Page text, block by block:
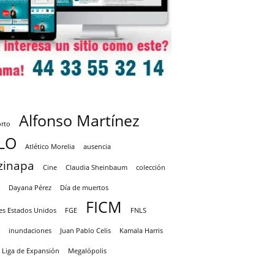
Alfonso Martínez
Atlético Morelia ausencia
Cine Claudia Sheinbaum colección
Dayana Pérez Día de muertos
Estados Unidos FGE FICM FNLS
inundaciones Juan Pablo Celis Kamala Harris
Liga de Expansión Megalópolis